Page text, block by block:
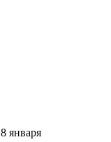
8 января